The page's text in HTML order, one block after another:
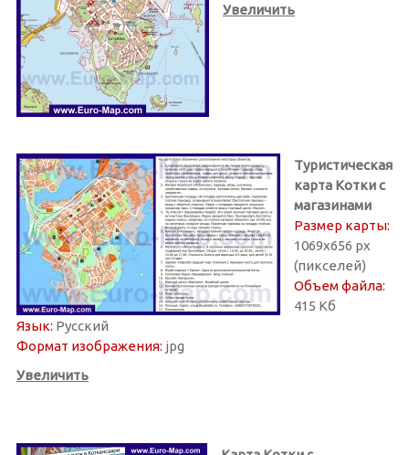
Увеличить
Туристическая
карта Котки с
магазинами
Размер карты:
1069х656 px
(пикселей)
Объем файла:
415 Кб
Язык: Русский
Формат изображения: jpg
Увеличить